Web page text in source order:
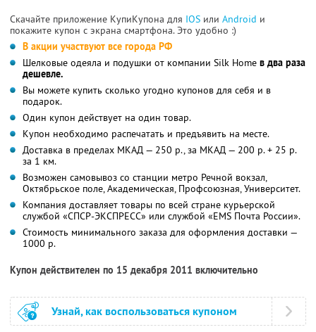
Скачайте приложение КупиКупона для IOS или Android и
покажите купон с экрана смартфона. Это удобно :)
В акции участвуют все города РФ
Шелковые одеяла и подушки от компании Silk Home в два раза
дешевле.
Вы можете купить сколько угодно купонов для себя и в
подарок.
Один купон действует на один товар.
Купон необходимо распечатать и предъявить на месте.
Доставка в пределах МКАД — 250 р., за МКАД — 200 р. + 25 р.
за 1 км.
Возможен самовывоз со станции метро Речной вокзал,
Октябрьское поле, Академическая, Профсоюзная, Университет.
Компания доставляет товары по всей стране курьерской
службой «СПСР-ЭКСПРЕСС» или службой «EMS Почта России».
Стоимость минимального заказа для оформления доставки —
1000 р.
Купон действителен по 15 декабря 2011 включительно
Узнай, как воспользоваться купоном